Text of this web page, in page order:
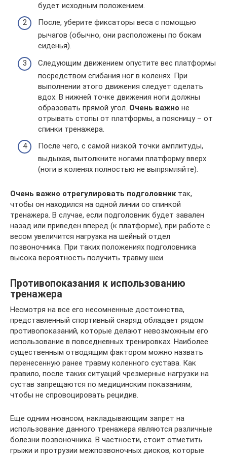
будет исходным положением.
После, уберите фиксаторы веса с помощью
рычагов (обычно, они расположены по бокам
сиденья).
Следующим движением опустите вес платформы
посредством сгибания ног в коленях. При
выполнении этого движения следует сделать
вдох. В нижней точке движения ноги должны
образовать прямой угол. Очень важно не
отрывать стопы от платформы, а поясницу – от
спинки тренажера.
После чего, с самой низкой точки амплитуды,
выдыхая, вытолкните ногами платформу вверх
(ноги в коленях полностью не выпрямляйте).
Очень важно отрегулировать подголовниктак,
чтобы он находился на одной линии со спинкой
тренажера. В случае, если подголовник будет завален
назад или приведен вперед (к платформе), при работе с
весом увеличится нагрузка на шейный отдел
позвоночника. При таких положениях подголовника
высока вероятность получить травму шеи.
Противопоказания к использованию
тренажера
Несмотря на все его несомненные достоинства,
представленный спортивный снаряд обладает рядом
противопоказаний, которые делают невозможным его
использование в повседневных тренировках. Наиболее
существенным отводящим фактором можно назвать
перенесенную ранее травму коленного сустава. Как
правило, после таких ситуаций чрезмерные нагрузки на
сустав запрещаются по медицинским показаниям,
чтобы не спровоцировать рецидив.
Еще одним нюансом, накладывающим запрет на
использование данного тренажера являются различные
болезни позвоночника. В частности, стоит отметить
грыжи и протрузии межпозвоночных дисков, которые